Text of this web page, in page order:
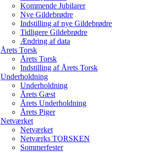
Kommende Jubilarer
Nye Gildebrødre
Indstilling af nye Gildebrødre
Tidligere Gildebrødre
Ændring af data
Årets Torsk
Årets Torsk
Indstilling af Årets Torsk
Underholdning
Underholdning
Årets Gæst
Årets Underholdning
Årets Piger
Netværket
Netværket
Netværks TORSKEN
Sommerfester